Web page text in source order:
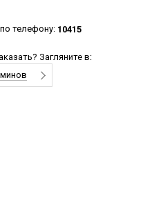
телефону: 10415
Загляните в: